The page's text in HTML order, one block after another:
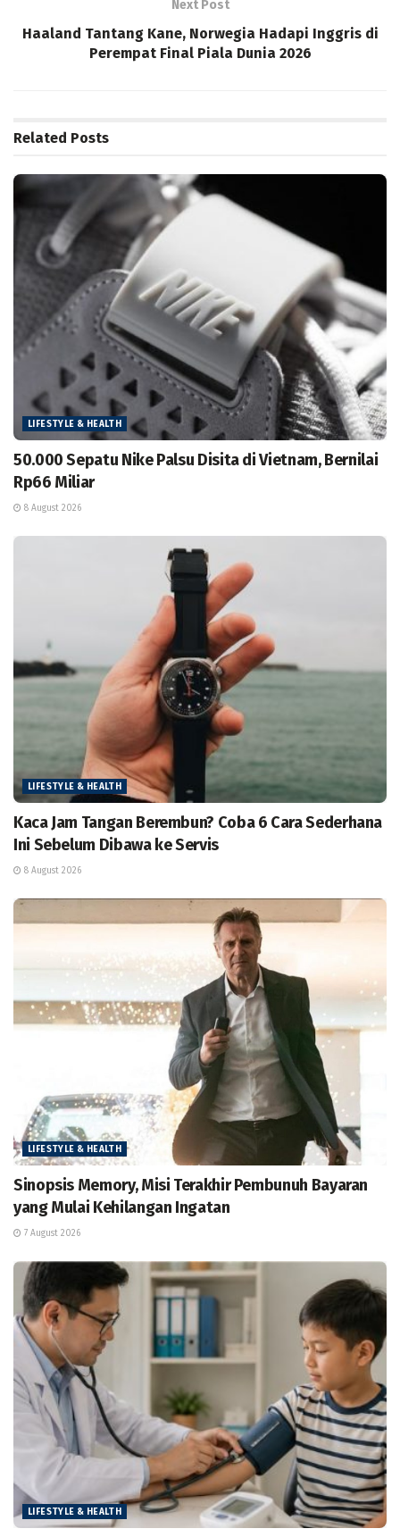
Next Post
Haaland Tantang Kane, Norwegia Hadapi Inggris di
Perempat Final Piala Dunia 2026
Related Posts
LIFESTYLE & HEALTH
50.000 Sepatu Nike Palsu Disita di Vietnam, Bernilai
Rp66 Miliar
8 August 2026
LIFESTYLE & HEALTH
Kaca Jam Tangan Berembun? Coba 6 Cara Sederhana
Ini Sebelum Dibawa ke Servis
8 August 2026
LIFESTYLE & HEALTH
Sinopsis Memory, Misi Terakhir Pembunuh Bayaran
yang Mulai Kehilangan Ingatan
7 August 2026
LIFESTYLE & HEALTH